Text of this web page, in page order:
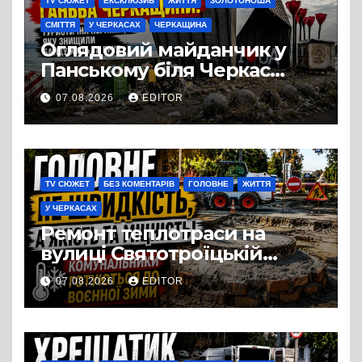
СМІТТЯ У ЧЕРКАСАХ ЧЕРКАЩИНА
Оглядовий майданчик у
Панському біля Черкас
перетворився на занедбане
сміттєзвалище
07.08.2026 EDITOR
TV СЮЖЕТ БЕЗ КОМЕНТАРІВ ГОЛОВНЕ ЖИТТЯ
У ЧЕРКАСАХ
Ремонт теплотраси на
вулиці Святотроїцькій
затягнувся порівняно із
запланованими термінами.
Вулицю досі не відкрили
для руху
07.08.2026 EDITOR